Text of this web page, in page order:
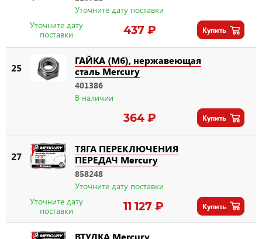
Уточните дату поставки
Уточните дату
поставки
437 ₽ Купить
25
ГАЙКА (M6), нержавеющая
сталь Mercury
401386
В наличии
364 ₽ Купить
27
ТЯГА ПЕРЕКЛЮЧЕНИЯ
ПЕРЕДАЧ Mercury
858248
Уточните дату поставки
Уточните дату
поставки
11 127 ₽ Купить
ВТУЛКА Mercury